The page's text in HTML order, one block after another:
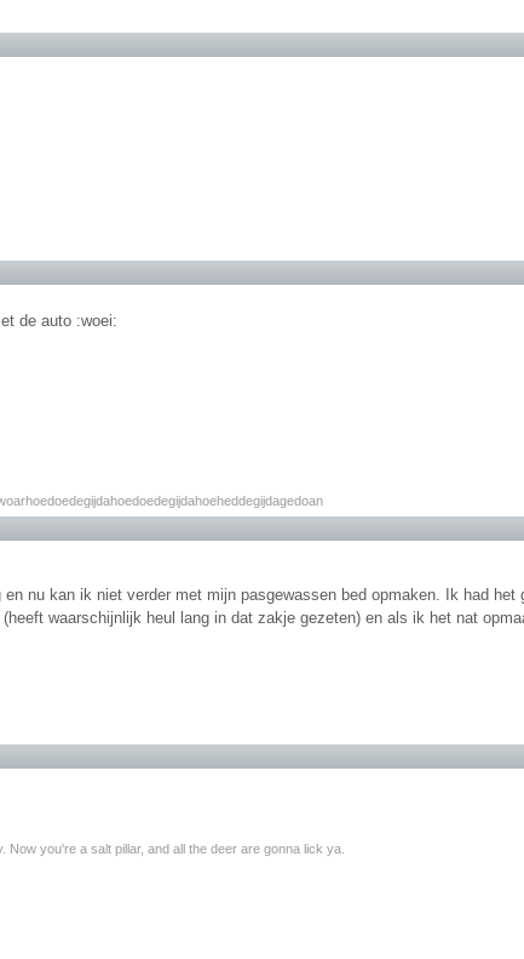
de auto :woei:
en nu kan ik niet verder met mijn pasgewassen bed opmaken. Ik had het
waarschijnlijk heul lang in dat zakje gezeten) en als ik het nat
you're a salt pillar, and all the deer are gonna lick ya.